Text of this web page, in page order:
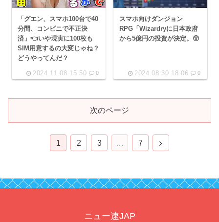
「グエン、スマホ100台で40
分間、コンビニで不正決
済」👈いや現実に100枚も
SIM用意するの大変じゃね？
どうやってんだ？
2024.11.08 15:50 0
スマホ向けダンジョン
RPG「Wizardryに日本政府
から5億円の投資が決定。😲
2024.08.30 18:06 0
次のページ
1 2 3 … 7
次
ニュー速JAP